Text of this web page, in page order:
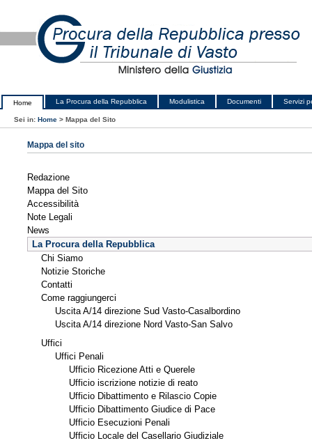
Home La Procura della Repubblica Modulistica Documenti Servizi
Sei in: Home > Mappa del Sito
Mappa del sito
Redazione
Mappa del Sito
Accessibilità
Note Legali
News
La Procura della Repubblica
Chi Siamo
Notizie Storiche
Contatti
Come raggiungerci
Uscita A/14 direzione Sud Vasto-Casalbordino
Uscita A/14 direzione Nord Vasto-San Salvo
Uffici
Uffici Penali
Ufficio Ricezione Atti e Querele
Ufficio iscrizione notizie di reato
Ufficio Dibattimento e Rilascio Copie
Ufficio Dibattimento Giudice di Pace
Ufficio Esecuzioni Penali
Ufficio Locale del Casellario Giudiziale